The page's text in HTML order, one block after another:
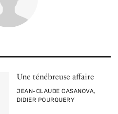
Une ténébreuse affaire
PAR
JEAN-CLAUDE CASANOVA,
DIDIER POURQUERY